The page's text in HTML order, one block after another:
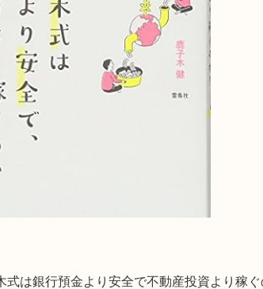
は銀行預金より安全で不動産投資より稼ぐ